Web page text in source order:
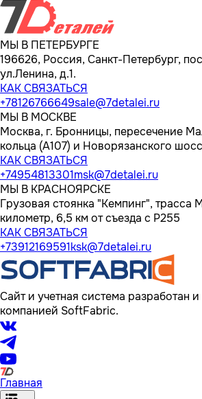
МЫ В ПЕТЕРБУРГЕ
196626, Россия, Санкт-Петербург,
ул.Ленина, д.1.
КАК СВЯЗАТЬСЯ
+78126766649sale@7detalei.ru
МЫ В МОСКВЕ
Москва, г. Бронницы, пересечение
кольца (А107) и Новорязанского
КАК СВЯЗАТЬСЯ
+74954813301msk@7detalei.ru
МЫ В КРАСНОЯРСКЕ
Грузовая стоянка "Кемпинг", трасса
километр, 6,5 км от съезда с Р255
КАК СВЯЗАТЬСЯ
+73912169591ksk@7detalei.ru
Сайт и учетная система разработан
компанией SoftFabric.
Главная